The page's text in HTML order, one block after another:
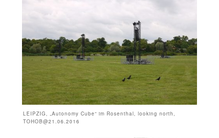
LEIPZIG, „Autonomy Cube“ im Rosenthal, looking north,
TOHOB@21.06.2016